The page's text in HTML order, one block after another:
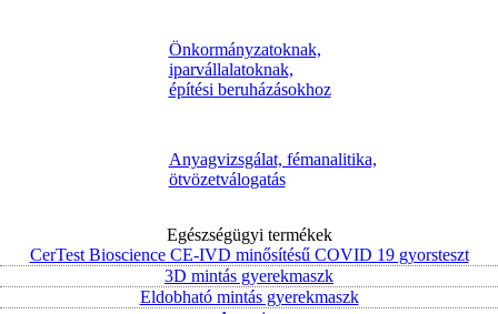
Önkormányzatoknak,
iparvállalatoknak,
építési beruházásokhoz
Anyagvizsgálat, fémanalitika,
ötvözetválogatás
Egészségügyi termékek
CerTest Bioscience CE-IVD minősítésű COVID 19 gyorsteszt
3D mintás gyerekmaszk
Eldobható mintás gyerekmaszk